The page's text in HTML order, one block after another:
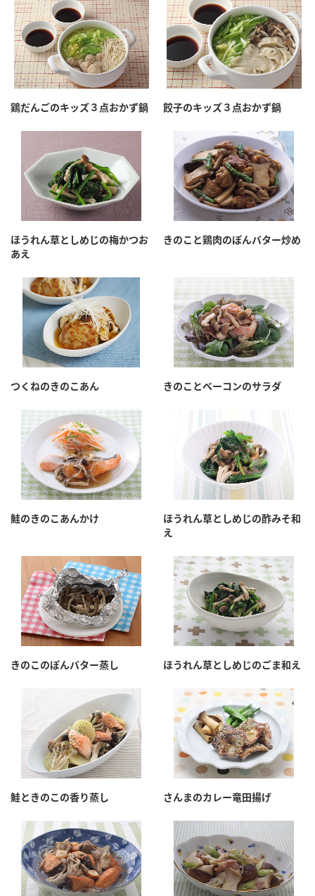
鶏だんごのキッズ３点おかず鍋 餃子のキッズ３点おかず鍋
ほうれん草としめじの梅かつお
あえ
きのこと鶏肉のぽんバター炒め
つくねのきのこあん きのことベーコンのサラダ
鮭のきのこあんかけ
ほうれん草としめじの酢みそ和
え
きのこのぽんバター蒸し ほうれん草としめじのごま和え
鮭ときのこの香り蒸し さんまのカレー竜田揚げ